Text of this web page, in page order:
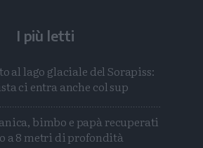
I più letti
al lago glaciale del Sorapiss:
ci entra anche col sup
bimbo e papà recuperati
a 8 metri di profondità